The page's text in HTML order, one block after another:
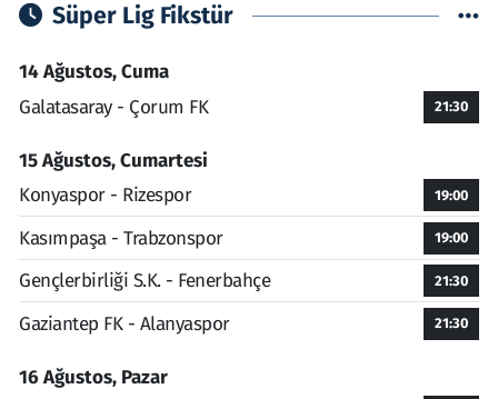
Süper Lig Fikstür
14 Ağustos, Cuma
Galatasaray - Çorum FK
21:30
15 Ağustos, Cumartesi
Konyaspor - Rizespor
19:00
Kasımpaşa - Trabzonspor 19:00
Gençlerbirliği S.K. - Fenerbahçe 21:30
Gaziantep FK - Alanyaspor 21:30
16 Ağustos, Pazar